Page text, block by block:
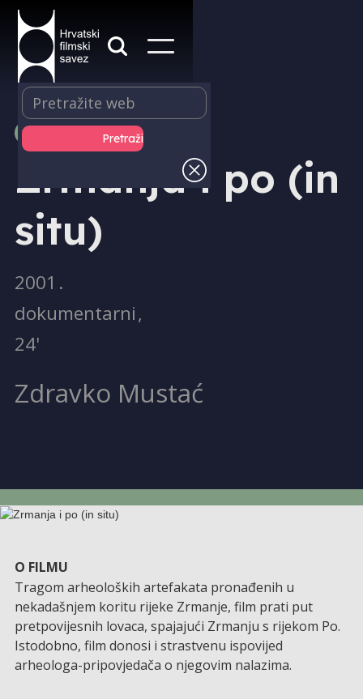
PRODUKCIJA
Zrmanja i po (in
situ)
2001 .
dokumentarni,
24'
Zdravko Mustać
O FILMU
Tragom arheoloških artefakata pronađenih u
nekadašnjem koritu rijeke Zrmanje, film prati put
pretpovijesnih lovaca, spajajući Zrmanju s rijekom Po.
Istodobno, film donosi i strastvenu ispovijed
arheologa-pripovjedača o njegovim nalazima.